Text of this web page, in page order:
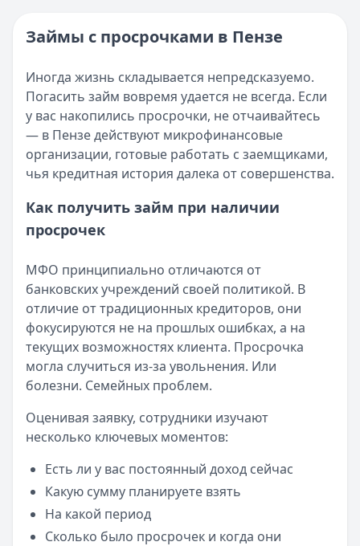
Категория:МФО и микрозаймы
Все статьи
Возврат переплаты в «Займере»: актуальная
Опубликовано:5 декабря 2025 г.
Категория:МФО
Читать новость
Срочный микрозайм 15 000 ₽ на карту: свежая
Кратко:Нужны 15 000 рублей на карту прямо сегодня?
Опубликовано:5 декабря 2025 г.
Читать новость
Рекордный рост доли клиентов МФО с iPhone: что
Опубликовано:5 декабря 2025 г.
Категория:МФО
Читать новость
57 сервисов микрозаймов через Госуслуги: где
Кратко:Авторизация через Госуслуги ускоряет
Опубликовано:23 ноября 2025 г.
Категория:МФО
Смс о «одобренном займе» от Bigmani Ru: как
Кратко:Пришло СМС об одобрении займа от Bigmani
Опубликовано:23 ноября 2025 г.
Категория:
Читать новость
Все новости
Займы с просрочками в Пензе
Иногда жизнь складывается непредсказуемо.
Погасить займ вовремя удается не всегда. Если
у вас накопились просрочки, не отчаивайтесь
— в Пензе действуют микрофинансовые
организации, готовые работать с заемщиками,
чья кредитная история далека от совершенства.
Как получить займ при наличии
просрочек
МФО принципиально отличаются от
банковских учреждений своей политикой. В
отличие от традиционных кредиторов, они
фокусируются не на прошлых ошибках, а на
текущих возможностях клиента. Просрочка
могла случиться из-за увольнения. Или
болезни. Семейных проблем.
Оценивая заявку, сотрудники изучают
несколько ключевых моментов:
Есть ли у вас постоянный доход сейчас
Какую сумму планируете взять
На какой период
Сколько было просрочек и когда они